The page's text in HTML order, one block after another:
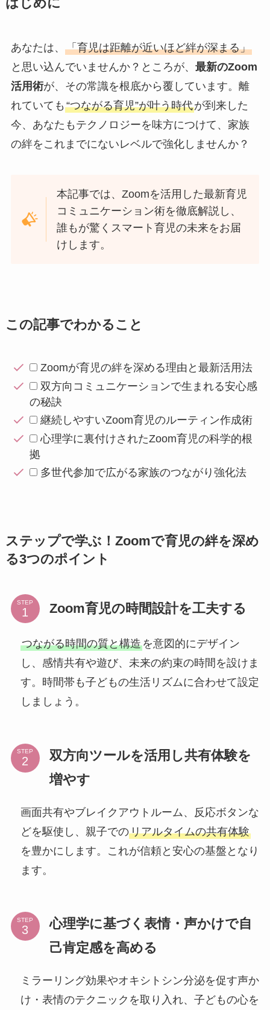
あなたは、 「育児は距離が近いほど絆が深まる」
と思い込んでいませんか？ところが、 最新のZoom
活用術が、その常識を根底から覆しています。離
れていても “つながる育児”が叶う時代が到来した
今、あなたもテクノロジーを味方につけて、家族
の絆をこれまでにないレベルで強化しませんか？
本記事では、Zoomを活用した最新育児
コミュニケーション術を徹底解説し、
誰もが驚くスマート育児の未来をお届
けします。
この記事でわかること
Zoomが育児の絆を深める理由と最新活用法
双方向コミュニケーションで生まれる安心感
の秘訣
継続しやすいZoom育児のルーティン作成術
心理学に裏付けされたZoom育児の科学的根
拠
多世代参加で広がる家族のつながり強化法
ステップで学ぶ！Zoomで育児の絆を深め
る3つのポイント
STEP Zoom育児の時間設計を工夫する
つながる時間の質と構造を意図的にデザイン
し、感情共有や遊び、未来の約束の時間を設けま
す。時間帯も子どもの生活リズムに合わせて設定
しましょう。
STEP
双方向ツールを活用し共有体験を
増やす
画面共有やブレイクアウトルーム、反応ボタンな
どを駆使し、親子でのリアルタイムの共有体験
を豊かにします。これが信頼と安心の基盤となり
ます。
STEP
心理学に基づく表情・声かけで自
己肯定感を高める
ミラーリング効果やオキシトシン分泌を促す声か
け・表情のテクニックを取り入れ、子どもの心を